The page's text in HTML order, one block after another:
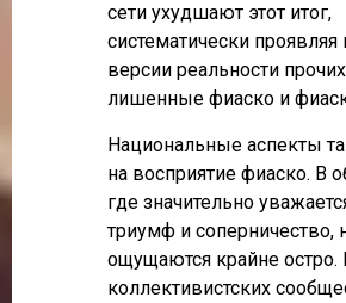
сети ухудшают этот итог,
систематически проявляя
версии реальности
лишенные фиаско и
Национальные аспекты
на восприятие фиаско. В
где значительно
триумф и соперничество,
ощущаются крайне остро.
коллективистских